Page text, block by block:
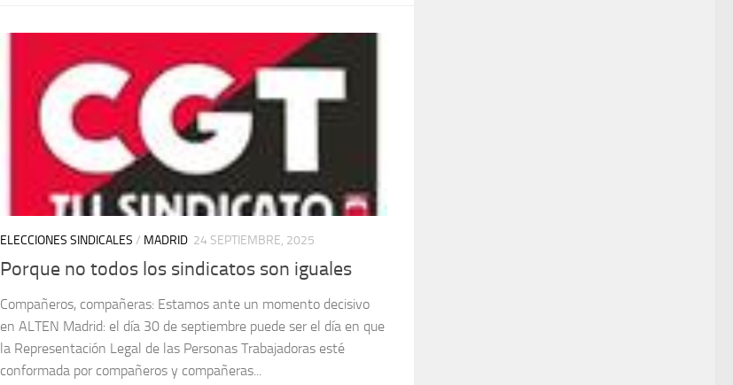
ELECCIONES SINDICALES / MADRID 24 SEPTIEMBRE, 2025
Porque no todos los sindicatos son iguales
Compañeros, compañeras: Estamos ante un momento decisivo
en ALTEN Madrid: el día 30 de septiembre puede ser el día en que
la Representación Legal de las Personas Trabajadoras esté
conformada por compañeros y compañeras...